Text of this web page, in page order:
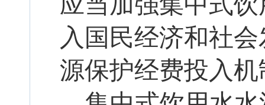
入国民经济和社
源保护经费投入